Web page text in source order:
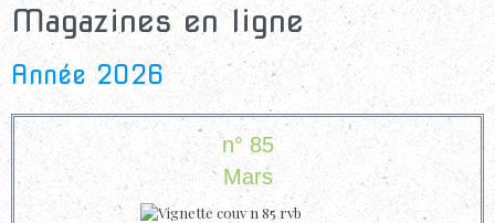
Magazines en ligne
Année 2026
n° 85
Mars